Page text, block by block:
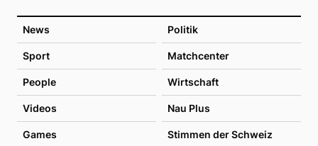
News Politik
Sport Matchcenter
People Wirtschaft
Videos Nau Plus
Games Stimmen der Schweiz